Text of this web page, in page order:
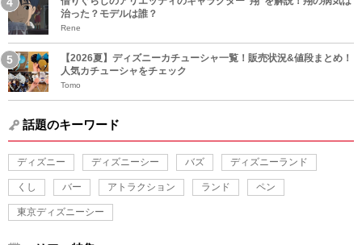
治った？モデルは誰？
Rene
【2026夏】ディズニーカチューシャ一覧！販売状況&値段まとめ！
人気カチューシャをチェック
Tomo
話題のキーワード
ディズニー ディズニーシー バズ ディズニーランド
くし バー アトラクション ランド ペン
東京ディズニーシー